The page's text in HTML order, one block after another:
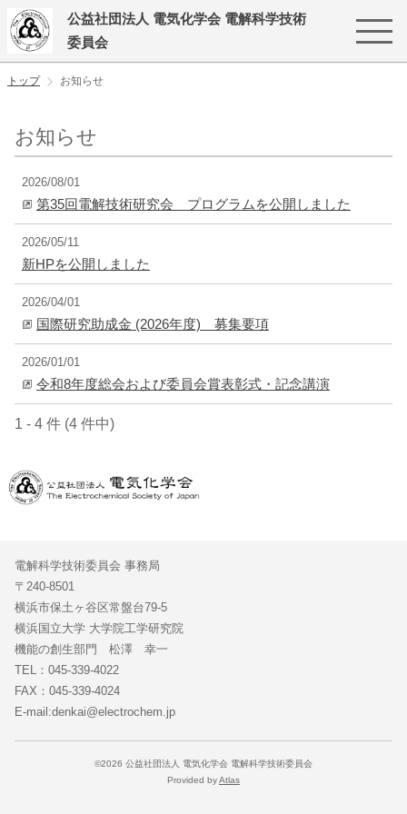
公益社団法人 電気化学会 電解科学技術
委員会
トップ お知らせ
お知らせ
2026/08/01
第35回電解技術研究会 プログラムを公開しました
2026/05/11
新HPを公開しました
2026/04/01
国際研究助成金 (2026年度) 募集要項
2026/01/01
令和8年度総会および委員会賞表彰式・記念講演
1 - 4 件 (4 件中)
電解科学技術委員会 事務局
〒240-8501
横浜市保土ヶ谷区常盤台79-5
横浜国立大学 大学院工学研究院
機能の創生部門 松澤 幸一
TEL：045-339-4022
FAX：045-339-4024
E-mail:denkai@electrochem.jp
©2026 公益社団法人 電気化学会 電解科学技術委員会
Provided byAtlas